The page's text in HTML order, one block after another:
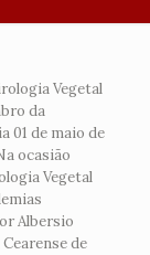
Vegetal
da
01 de maio de
ocasião
Vegetal
Albersio
de